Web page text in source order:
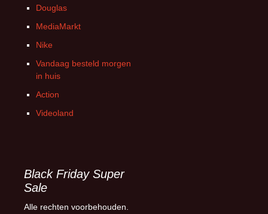
Douglas
MediaMarkt
Nike
Vandaag besteld morgen
in huis
Action
Videoland
Black Friday Super
Sale
Alle rechten voorbehouden.